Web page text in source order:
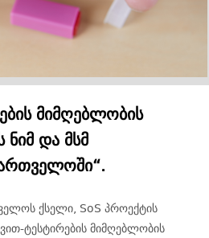
მიმღებლობის
ნიმ და მსმ
ქსელი, SoS პროექტის
ტესტირების მიმღებლობის